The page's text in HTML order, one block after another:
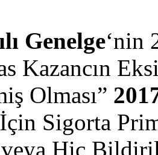
Genelge‘nin
Kazancın
Olması”
Sigorta
Hiç